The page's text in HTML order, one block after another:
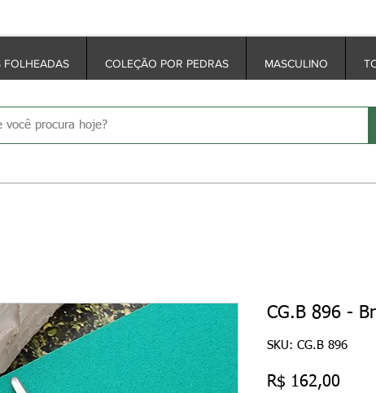
FOLHEADAS COLEÇÃO POR PEDRAS MASCULINO
CG.B 896 -
SKU: CG.B 896
R$ 162,00Preço